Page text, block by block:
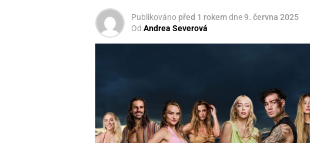
Publikováno před 1 rokemdne9. června 2025
Od Andrea Severová